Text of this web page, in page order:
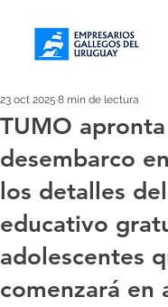
TUMO apronta
desembarco
los detalles
educativo
adolescentes
comenzará en
23 oct 2025 8 min de lectura